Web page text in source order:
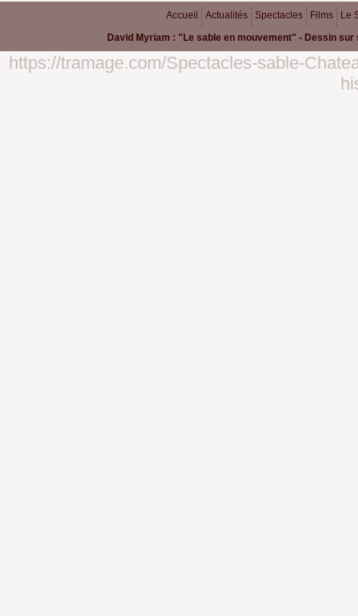
Accueil Actualités Spectacles Films
Le
David Myriam : "Le sable en mouvement" - Dessin sur
https://tramage.com/Spectacles-sable-